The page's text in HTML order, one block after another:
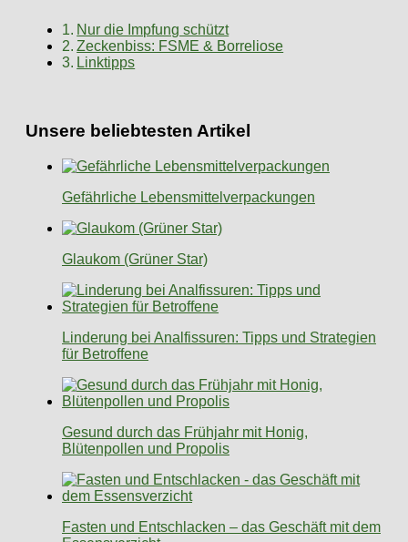
Nur die Impfung schützt
Zeckenbiss: FSME & Borreliose
Linktipps
Unsere beliebtesten Artikel
Gefährliche Lebensmittelverpackungen
Glaukom (Grüner Star)
Linderung bei Analfissuren: Tipps und Strategien
für Betroffene
Gesund durch das Frühjahr mit Honig,
Blütenpollen und Propolis
Fasten und Entschlacken – das Geschäft mit dem